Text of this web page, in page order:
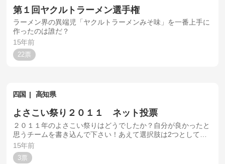
第１回ヤクルトラーメン選手権
ラーメン界の異端児「ヤクルトラーメンみそ味」を一番上手に
作ったのは誰だ？
15年前
22
四国 高知県
よさこい祭り２０１１ ネット投票
２０１１年のよさこい祭りはどうでしたか？自分が良かったと
思うチームを書き込んで下さい！あえて選択肢は2つとしてま
す
15年前
3